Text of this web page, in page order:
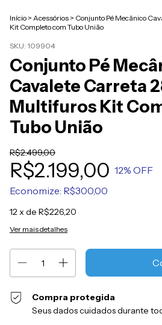
Início > Acessórios > Conjunto Pé Mecânico
Kit Completo com Tubo União
SKU: 109904
Conjunto Pé
Cavalete Carreta
Multifuros Kit
Tubo União
R$2.499,00
R$2.199,00 12% OFF
Economize: R$300,00
12x de R$226,20
Ver mais detalhes
Compra protegida
Seus dados cuidados durante